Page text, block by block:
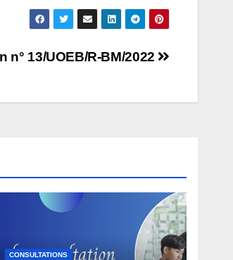
n° 13/UOEB/R-BM/2022
CONSULTATIONS